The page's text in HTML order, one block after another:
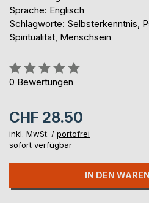
Sprache: Englisch
Schlagworte: Selbsterkenntnis,
Spiritualität, Menschsein
Bewertung::
0%
0 Bewertungen
CHF 28.50
inkl. MwSt. / portofrei
sofort verfügbar
IN DEN